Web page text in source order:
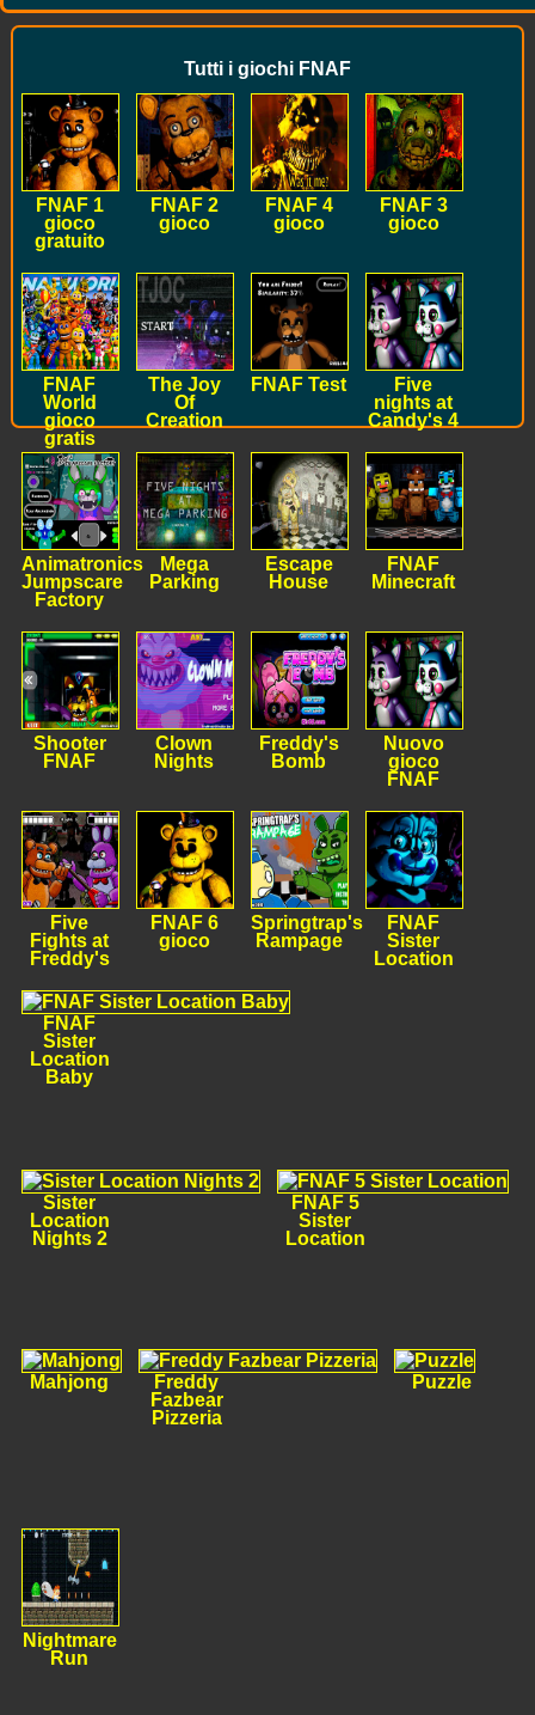
Tutti i giochi FNAF
FNAF 1
gioco
gratuito
FNAF 2
gioco
FNAF 4
gioco
FNAF 3
gioco
FNAF
World
gioco
gratis
The Joy
Of
Creation
FNAF Test
Five
nights at
Candy's 4
Animatronics
Jumpscare
Factory
Mega
Parking
Escape
House
FNAF
Minecraft
Shooter
FNAF
Clown
Nights
Freddy's
Bomb
Nuovo
gioco
FNAF
Five
Fights at
Freddy's
FNAF 6
gioco
Springtrap's
Rampage
FNAF
Sister
Location
FNAF
Sister
Location
Baby
Sister
Location
Nights 2
FNAF 5
Sister
Location
Mahjong
Freddy
Fazbear
Pizzeria
Puzzle
Nightmare
Run